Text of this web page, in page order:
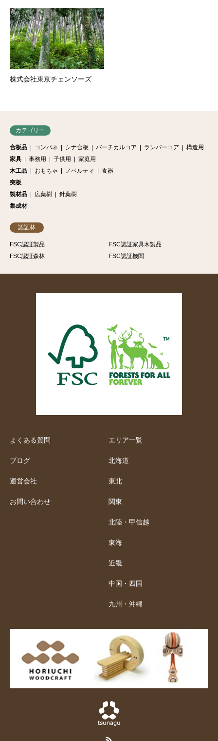
株式会社東京チェンソーズ
カテゴリー
合板品 コンパネ シナ合板 バーチカルコア ランバーコア
構造用
家具
事務用 子供用
家庭用
木工品
おもちゃ ノベルティ
食器
突板
製材品
広葉樹
針葉樹
集成材
認証林
FSC認証製品
FSC認証家具木製品
FSC認証森林
FSC認証機関
よくある質問
ブログ
運営会社
お問い合わせ
エリア一覧
北海道
東北
関東
北陸・甲信越
東海
近畿
中国・四国
九州・沖縄